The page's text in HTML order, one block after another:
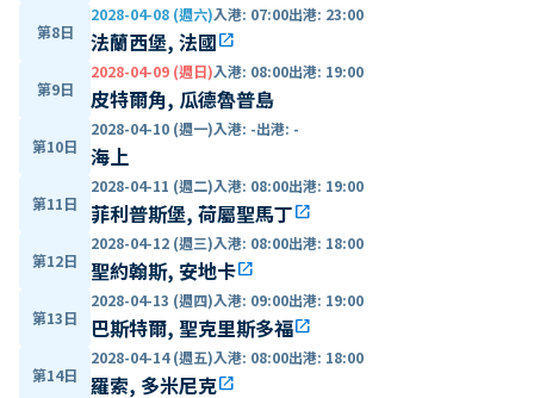
第8日
2028-04-08 (週六)入港: 07:00出港: 23:00
法蘭西堡, 法國open_in_new
第9日
2028-04-09 (週日)入港: 08:00出港: 19:00
皮特爾角, 瓜德魯普島
第10日
2028-04-10 (週一)入港: -出港: -
海上
第11日
2028-04-11 (週二)入港: 08:00出港: 19:00
菲利普斯堡, 荷屬聖馬丁open_in_new
第12日
2028-04-12 (週三)入港: 08:00出港: 18:00
聖約翰斯, 安地卡open_in_new
第13日
2028-04-13 (週四)入港: 09:00出港: 19:00
巴斯特爾, 聖克里斯多福open_in_new
第14日
2028-04-14 (週五)入港: 08:00出港: 18:00
羅索, 多米尼克open_in_new